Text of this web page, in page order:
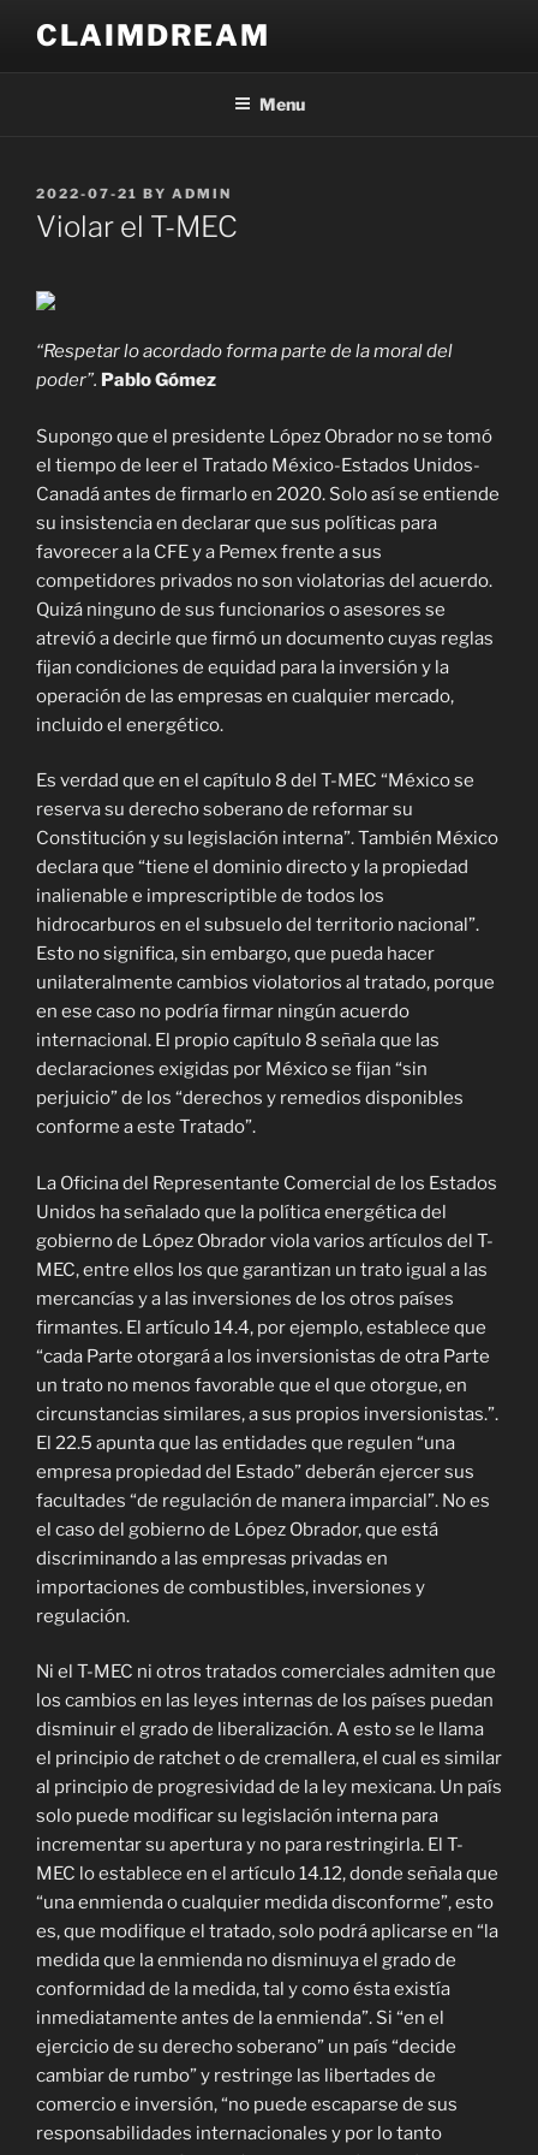
content
CLAIMDREAM
Menu
POSTED
ON
2022-07-21 BY ADMIN
Violar el T-MEC
“Respetar lo acordado forma parte de la moral del
poder”. Pablo Gómez
Supongo que el presidente López Obrador no se tomó
el tiempo de leer el Tratado México-Estados Unidos-
Canadá antes de firmarlo en 2020. Solo así se entiende
su insistencia en declarar que sus políticas para
favorecer a la CFE y a Pemex frente a sus
competidores privados no son violatorias del acuerdo.
Quizá ninguno de sus funcionarios o asesores se
atrevió a decirle que firmó un documento cuyas reglas
fijan condiciones de equidad para la inversión y la
operación de las empresas en cualquier mercado,
incluido el energético.
Es verdad que en el capítulo 8 del T-MEC “México se
reserva su derecho soberano de reformar su
Constitución y su legislación interna”. También México
declara que “tiene el dominio directo y la propiedad
inalienable e imprescriptible de todos los
hidrocarburos en el subsuelo del territorio nacional”.
Esto no significa, sin embargo, que pueda hacer
unilateralmente cambios violatorios al tratado, porque
en ese caso no podría firmar ningún acuerdo
internacional. El propio capítulo 8 señala que las
declaraciones exigidas por México se fijan “sin
perjuicio” de los “derechos y remedios disponibles
conforme a este Tratado”.
La Oficina del Representante Comercial de los Estados
Unidos ha señalado que la política energética del
gobierno de López Obrador viola varios artículos del T-
MEC, entre ellos los que garantizan un trato igual a las
mercancías y a las inversiones de los otros países
firmantes. El artículo 14.4, por ejemplo, establece que
“cada Parte otorgará a los inversionistas de otra Parte
un trato no menos favorable que el que otorgue, en
circunstancias similares, a sus propios inversionistas.”.
El 22.5 apunta que las entidades que regulen “una
empresa propiedad del Estado” deberán ejercer sus
facultades “de regulación de manera imparcial”. No es
el caso del gobierno de López Obrador, que está
discriminando a las empresas privadas en
importaciones de combustibles, inversiones y
regulación.
Ni el T-MEC ni otros tratados comerciales admiten que
los cambios en las leyes internas de los países puedan
disminuir el grado de liberalización. A esto se le llama
el principio de ratchet o de cremallera, el cual es similar
al principio de progresividad de la ley mexicana. Un país
solo puede modificar su legislación interna para
incrementar su apertura y no para restringirla. El T-
MEC lo establece en el artículo 14.12, donde señala que
“una enmienda o cualquier medida disconforme”, esto
es, que modifique el tratado, solo podrá aplicarse en “la
medida que la enmienda no disminuya el grado de
conformidad de la medida, tal y como ésta existía
inmediatamente antes de la enmienda”. Si “en el
ejercicio de su derecho soberano” un país “decide
cambiar de rumbo” y restringe las libertades de
comercio e inversión, “no puede escaparse de sus
responsabilidades internacionales y por lo tanto